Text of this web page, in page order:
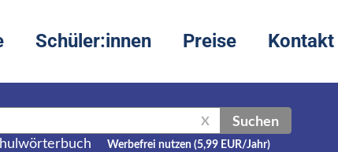
Schüler:innen Preise Kontakt
X Suchen
Werbefrei nutzen (5,99 EUR/Jahr)